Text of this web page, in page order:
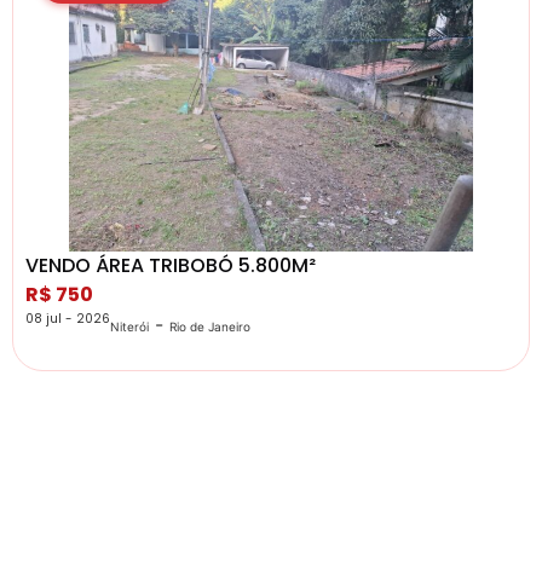
VENDO ÁREA TRIBOBÓ 5.800M²
R$ 750
08 jul - 2026Niterói - Rio de Janeiro